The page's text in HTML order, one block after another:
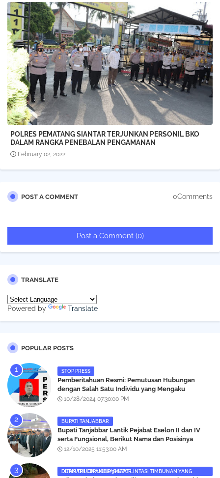
POLRES PEMATANG SIANTAR TERJUNKAN PERSONIL BKO
DALAM RANGKA PENEBALAN PENGAMANAN
February 02, 2022
POST A COMMENT 0Comments
Post a Comment (0)
TRANSLATE
Powered by Translate
POPULAR POSTS
STOP PRESS
Pemberitahuan Resmi: Pemutusan Hubungan
dengan Salah Satu Individu yang Mengaku
Wartawan Analisismedia.com
10/28/2024 07:30:00 PM
BUPATI TANJABBAR
‎Bupati Tanjabbar Lantik Pejabat Eselon II dan IV
serta Fungsional, Berikut Nama dan Posisinya
12/10/2025 11:53:00 AM
DUMP TRUCK AMBLAS SAAT LINTASI TIMBUNAN YANG DITANAMI CERUCUP 3 METER